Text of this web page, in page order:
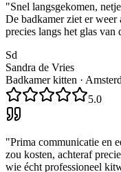
"Snel langsgekomen,
De badkamer ziet er
precies langs het glas
Sd
Sandra de Vries
Badkamer kitten ·
5.0
"Prima communicatie en
zou kosten, achteraf
wie écht professioneel